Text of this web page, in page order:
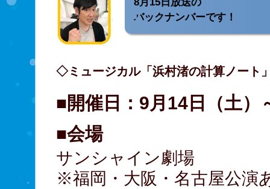
バックナンバーです！
◇ミュージカル「浜村渚の計算ノート
■開催日：9月14日（土）
■会場
サンシャイン劇場
※福岡・大阪・名古屋公演